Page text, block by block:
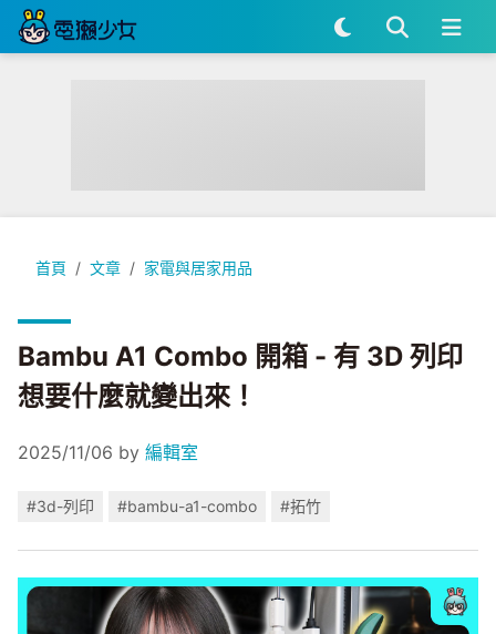
首頁 文章 家電與居家用品
Bambu A1 Combo 開箱 - 有 3D 列印 想要什麼就變出來！
Bambu A1 Combo 開箱 - 有 3D 列印
想要什麼就變出來！
2025/11/06 by 編輯室
#3d-列印 #bambu-a1-combo #拓竹